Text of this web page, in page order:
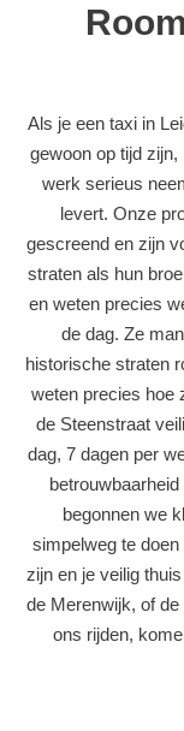
Als je een taxi in
gewoon op tijd
werk serieus
levert. Onze
gescreend en zijn
straten als hun
en weten precies
de dag. Ze
historische straten
weten precies hoe
de Steenstraat
dag, 7 dagen per
begonnen we
simpelweg te
zijn en je veilig
de Merenwijk, of
ons rijden,